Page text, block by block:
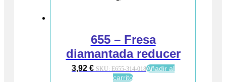
655 – Fresa
diamantada reducer
3,92 € SKU: E655-314-018Añadir al
carrito